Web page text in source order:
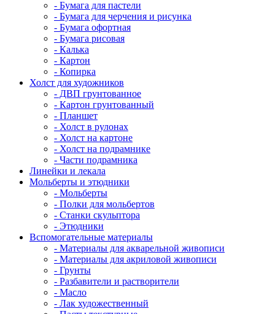
- Бумага для пастели
- Бумага для черчения и рисунка
- Бумага офортная
- Бумага рисовая
- Калька
- Картон
- Копирка
Холст для художников
- ДВП грунтованное
- Картон грунтованный
- Планшет
- Холст в рулонах
- Холст на картоне
- Холст на подрамнике
- Части подрамника
Линейки и лекала
Мольберты и этюдники
- Мольберты
- Полки для мольбертов
- Станки скульптора
- Этюдники
Вспомогательные материалы
- Материалы для акварельной живописи
- Материалы для акриловой живописи
- Грунты
- Разбавители и растворители
- Масло
- Лак художественный